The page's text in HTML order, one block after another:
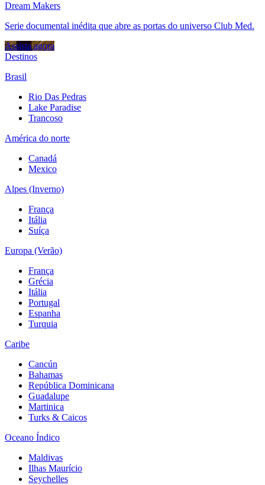
Dream Makers
Serie documental inédita que abre as portas do universo Club Med.
Assista agora
Destinos
Brasil
Rio Das Pedras
Lake Paradise
Trancoso
América do norte
Canadá
Mexico
Alpes (Inverno)
França
Itália
Suíça
Europa (Verão)
França
Grécia
Itália
Portugal
Espanha
Turquia
Caribe
Cancún
Bahamas
República Dominicana
Guadalupe
Martinica
Turks & Caicos
Oceano Índico
Maldivas
Ilhas Maurício
Seychelles